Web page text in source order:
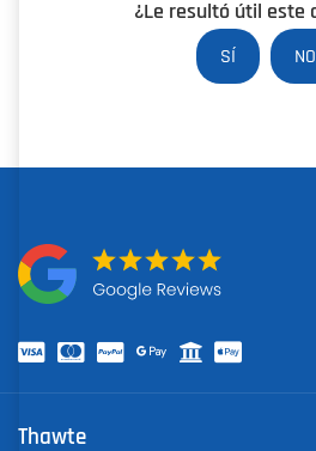
¿Le resultó útil este
SÍ NO
Thawte